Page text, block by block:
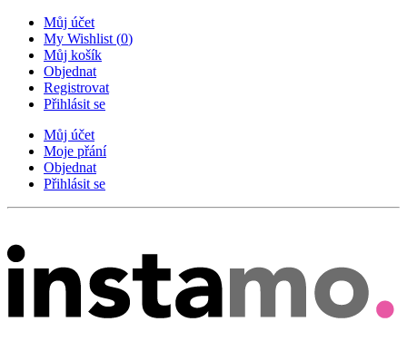
Můj účet
My Wishlist (0)
Můj košík
Objednat
Registrovat
Přihlásit se
Můj účet
Moje přání
Objednat
Přihlásit se